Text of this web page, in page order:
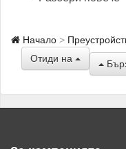
Начало
Отиди на